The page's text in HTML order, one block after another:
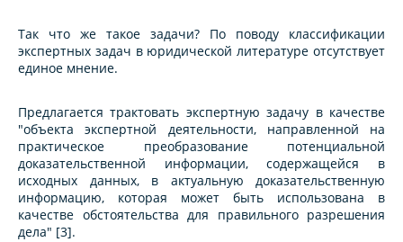
Так что же такое задачи? По поводу классификации
экспертных задач в юридической литературе отсутствует
единое мнение.
Предлагается трактовать экспертную задачу в качестве
"объекта экспертной деятельности, направленной на
практическое преобразование потенциальной
доказательственной информации, содержащейся в
исходных данных, в актуальную доказательственную
информацию, которая может быть использована в
качестве обстоятельства для правильного разрешения
дела" [3].